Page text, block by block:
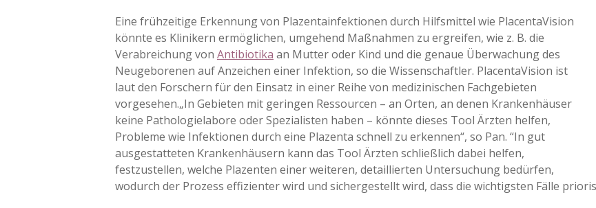
Eine frühzeitige Erkennung von Plazentainfektionen durch Hilfsmittel wie PlacentaVision
könnte es Klinikern ermöglichen, umgehend Maßnahmen zu ergreifen, wie z. B. die
Verabreichung von Antibiotika an Mutter oder Kind und die genaue Überwachung des
Neugeborenen auf Anzeichen einer Infektion, so die Wissenschaftler. PlacentaVision ist
laut den Forschern für den Einsatz in einer Reihe von medizinischen Fachgebieten
vorgesehen.„In Gebieten mit geringen Ressourcen – an Orten, an denen Krankenhäuser
keine Pathologielabore oder Spezialisten haben – könnte dieses Tool Ärzten helfen,
Probleme wie Infektionen durch eine Plazenta schnell zu erkennen“, so Pan. “In gut
ausgestatteten Krankenhäusern kann das Tool Ärzten schließlich dabei helfen,
festzustellen, welche Plazenten einer weiteren, detaillierten Untersuchung bedürfen,
wodurch der Prozess effizienter wird und sichergestellt wird, dass die wichtigsten Fälle